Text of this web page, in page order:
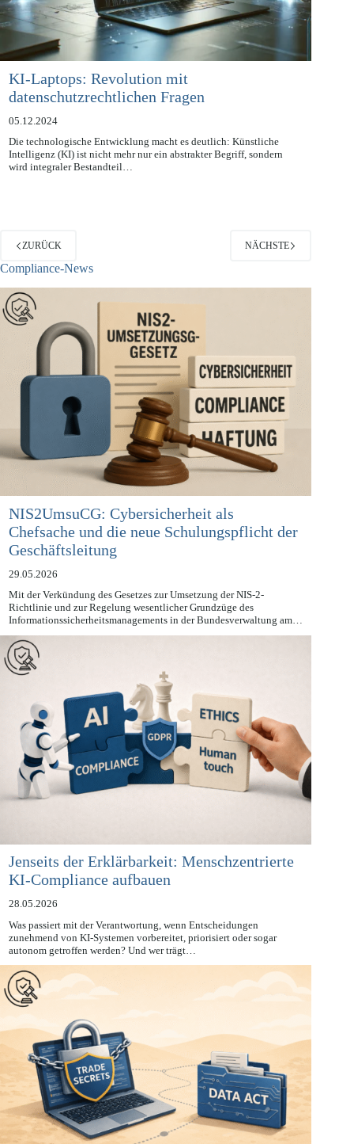
KI-Laptops: Revolution mit
datenschutzrechtlichen Fragen
05.12.2024
Die technologische Entwicklung macht es deutlich: Künstliche
Intelligenz (KI) ist nicht mehr nur ein abstrakter Begriff, sondern
ZURÜCK
Compliance-News
NIS2UmsuCG: Cybersicherheit als
Chefsache und die neue Schulungspflicht der
Geschäftsleitung
29.05.2026
Mit der Verkündung des Gesetzes zur Umsetzung der NIS-2-
Richtlinie und zur Regelung wesentlicher Grundzüge des
Informationssicherheitsmanagements in der Bundesverwaltung am…
Jenseits der Erklärbarkeit: Menschzentrierte
KI-Compliance aufbauen
28.05.2026
Was passiert mit der Verantwortung, wenn Entscheidungen
zunehmend von KI-Systemen vorbereitet, priorisiert oder sogar
autonom getroffen werden? Und wer trägt…